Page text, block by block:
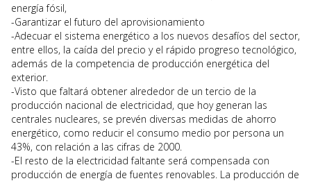
energía fósil,
-Garantizar el futuro del aprovisionamiento
-Adecuar el sistema energético a los nuevos desafíos del sector,
entre ellos, la caída del precio y el rápido progreso tecnológico,
además de la competencia de producción energética del
exterior.
-Visto que faltará obtener alrededor de un tercio de la
producción nacional de electricidad, que hoy generan las
centrales nucleares, se prevén diversas medidas de ahorro
energético, como reducir el consumo medio por persona un
43%, con relación a las cifras de 2000.
-El resto de la electricidad faltante será compensada con
producción de energía de fuentes renovables. La producción de